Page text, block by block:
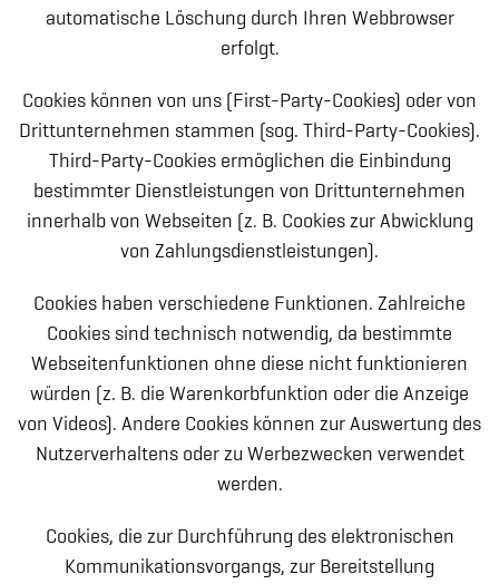
automatische Löschung durch Ihren Webbrowser
erfolgt.
Cookies können von uns (First-Party-Cookies) oder von
Drittunternehmen stammen (sog. Third-Party-Cookies).
Third-Party-Cookies ermöglichen die Einbindung
bestimmter Dienstleistungen von Drittunternehmen
innerhalb von Webseiten (z. B. Cookies zur Abwicklung
von Zahlungsdienstleistungen).
Cookies haben verschiedene Funktionen. Zahlreiche
Cookies sind technisch notwendig, da bestimmte
Webseitenfunktionen ohne diese nicht funktionieren
würden (z. B. die Warenkorbfunktion oder die Anzeige
von Videos). Andere Cookies können zur Auswertung des
Nutzerverhaltens oder zu Werbezwecken verwendet
werden.
Cookies, die zur Durchführung des elektronischen
Kommunikationsvorgangs, zur Bereitstellung